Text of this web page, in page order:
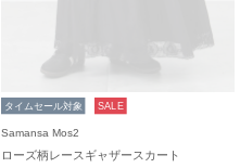
タイムセール対象 SALE
Samansa Mos2
ローズ柄レースギャザースカート